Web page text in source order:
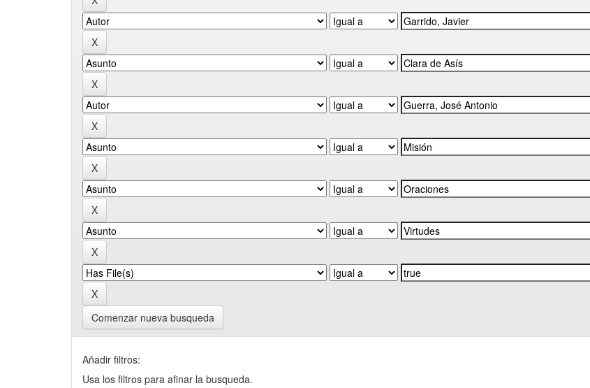
Comenzar nueva busqueda
Añadir filtros:
Usa los filtros para afinar la busqueda.